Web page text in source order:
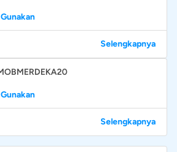
Gunakan
Selengkapnya
Gunakan
Selengkapnya